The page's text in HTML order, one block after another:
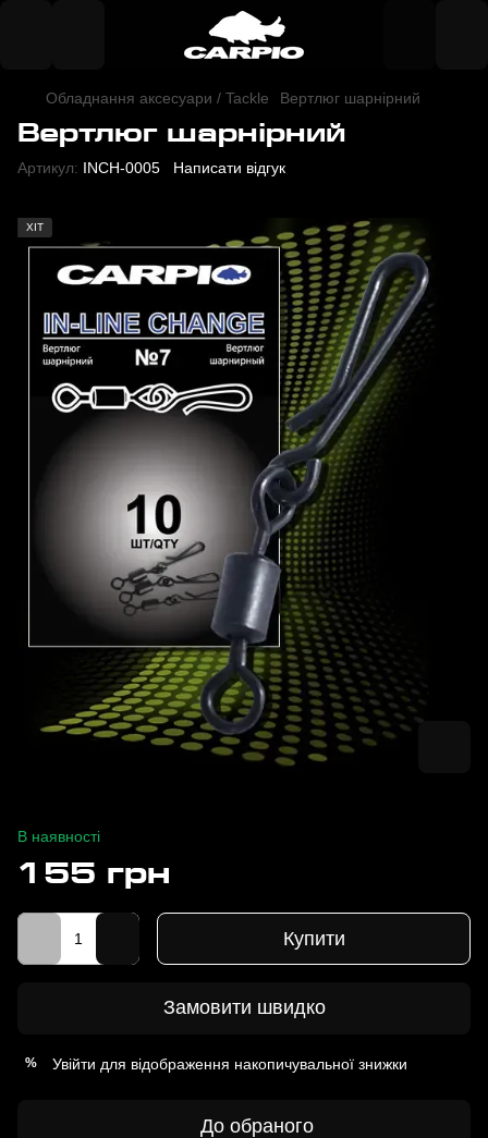
Обладнання аксесуари / Tackle Вертлюг шарнірний
Вертлюг шарнірний
Артикул: INCH-0005 Написати відгук
ХІТ
В наявності
155 грн
Купити
Замовити швидко
% Увійти для відображення накопичувальної знижки
До обраного